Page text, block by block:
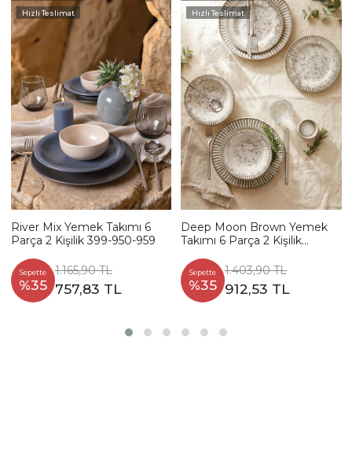
Hızlı Teslimat
River Mix Yemek Takımı 6
Parça 2 Kişilik 399-950-959
Sepette
%35
1.165,90 TL
757,83 TL
Hızlı Teslimat
Deep Moon Brown Yemek
Takımı 6 Parça 2 Kişilik
Sepette
%35
1.403,90 TL
912,53 TL